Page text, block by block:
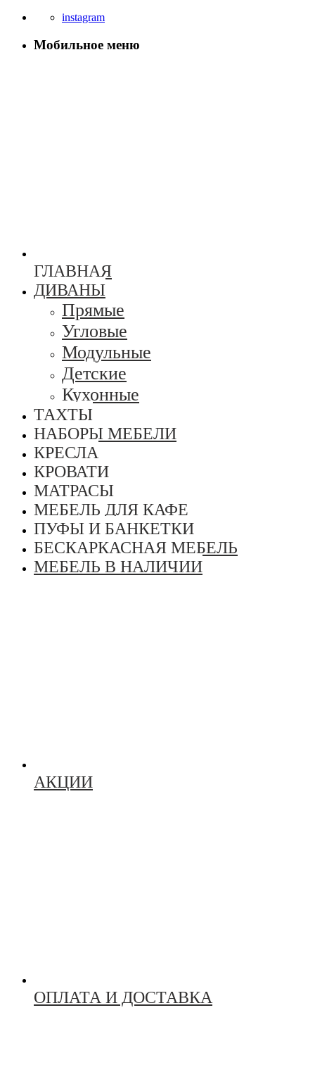
instagram
Мобильное меню
ГЛАВНАЯ
ДИВАНЫ
Прямые
Угловые
Модульные
Детские
Кухонные
ТАХТЫ
НАБОРЫ МЕБЕЛИ
КРЕСЛА
КРОВАТИ
МАТРАСЫ
МЕБЕЛЬ ДЛЯ КАФЕ
ПУФЫ И БАНКЕТКИ
БЕСКАРКАСНАЯ МЕБЕЛЬ
МЕБЕЛЬ В НАЛИЧИИ
АКЦИИ
ОПЛАТА И ДОСТАВКА